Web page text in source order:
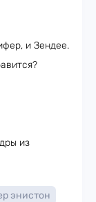
и Зендее.
из
энистон